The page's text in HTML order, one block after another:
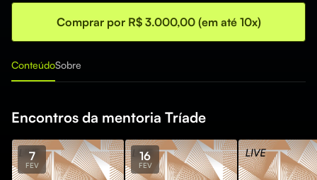
Comprar por R$ 3.000,00 (em até 10x)
ConteúdoSobre
Encontros da mentoria Tríade
7
FEV
16
FEV